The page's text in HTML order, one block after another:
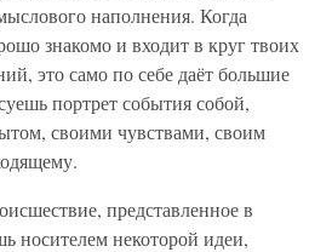
наполнения. Когда
знакомо и входит в круг твоих
это само по себе даёт большие
портрет события собой,
своими чувствами, своим
представленное в
носителем некоторой идеи,